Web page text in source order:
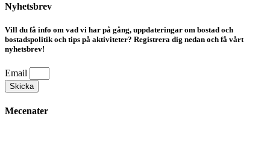
Nyhetsbrev
Vill du få info om vad vi har på gång, uppdateringar om bostad och
bostadspolitik och tips på aktiviteter? Registrera dig nedan och få vårt
nyhetsbrev!
Email
Skicka
Mecenater